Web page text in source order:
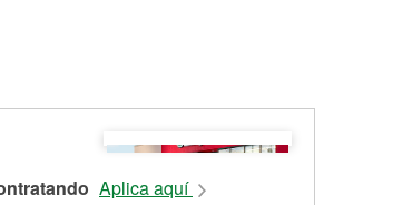
Aplica aquí